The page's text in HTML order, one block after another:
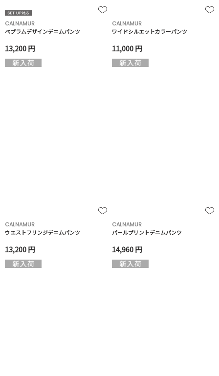
CALNAMUR
ペプラムデザインデニムパンツ
13,200 円
CALNAMUR
ワイドシルエットカラーパンツ
11,000 円
CALNAMUR
ウエストフリンジデニムパンツ
13,200 円
CALNAMUR
パールプリントデニムパンツ
14,960 円